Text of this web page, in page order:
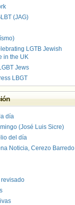
(JAG)
LGTB Jewish
in the UK
Jews
LBGT
día
(José Luis Sicre)
del día
Noticia, Cerezo Barredo